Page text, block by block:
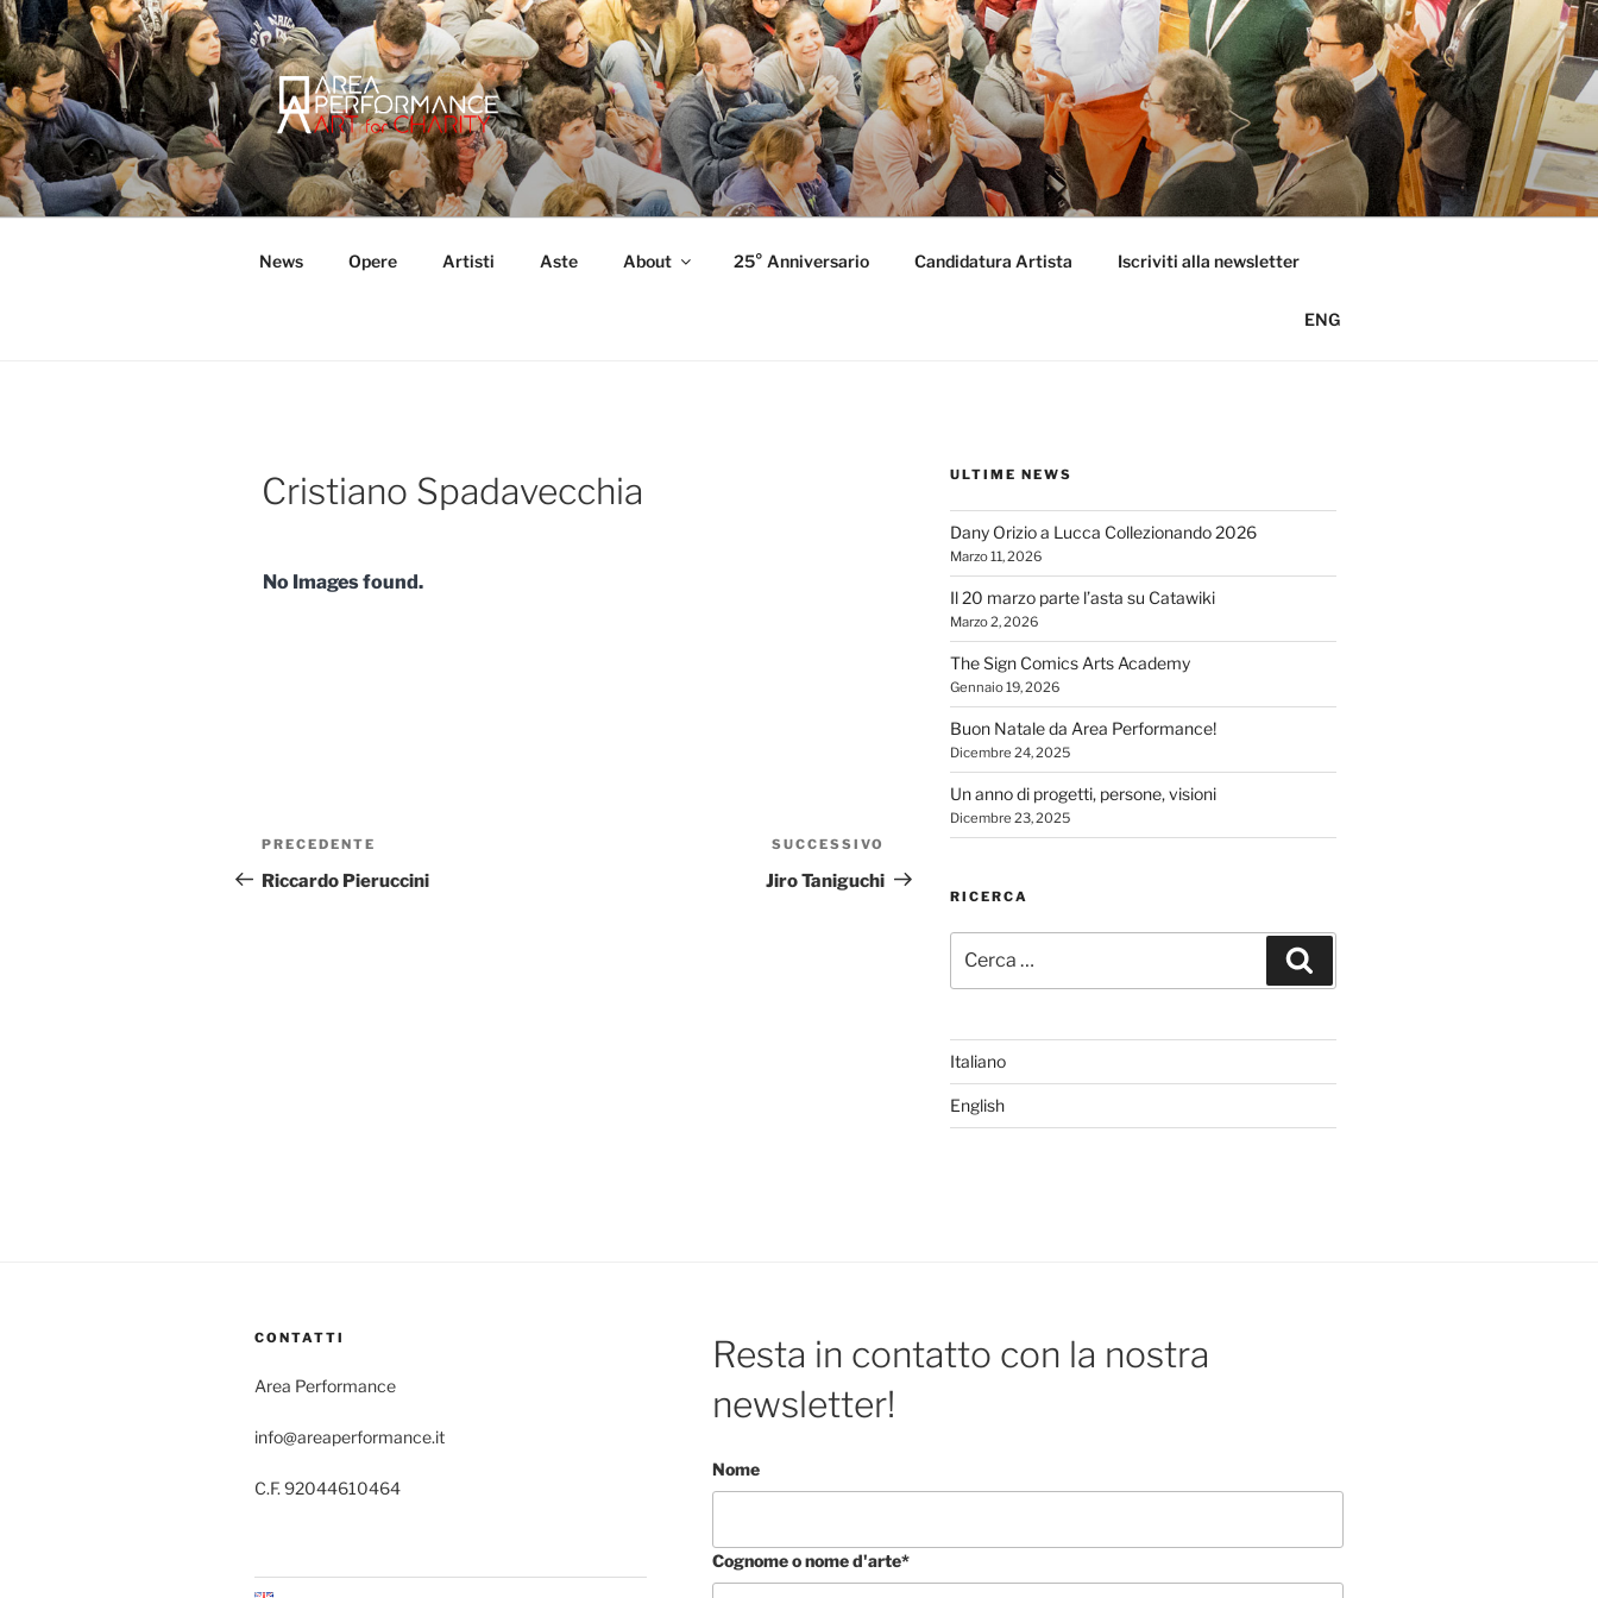
Salta
al
contenuto
AREA PERFORMANCE
Sito ufficiale della Onlus Area Performance.
News Opere Artisti Aste About 25° Anniversario Candidatura Artista Iscriviti alla newsletter
ENG
Cristiano Spadavecchia
No Images found.
Navigazione
articoli
Articolo
precedente:
PRECEDENTE
Riccardo Pieruccini
successivo
SUCCESSIVO
Jiro Taniguchi
ULTIME NEWS
Dany Orizio a Lucca Collezionando 2026
Marzo 11, 2026
Il 20 marzo parte l’asta su Catawiki
Marzo 2, 2026
The Sign Comics Arts Academy
Gennaio 19, 2026
Buon Natale da Area Performance!
Dicembre 24, 2025
Un anno di progetti, persone, visioni
Dicembre 23, 2025
RICERCA
Italiano
English
CONTATTI
Area Performance
info@areaperformance.it
C.F. 92044610464
Resta in contatto con la nostra
newsletter!
Nome
Cognome o nome d'arte*